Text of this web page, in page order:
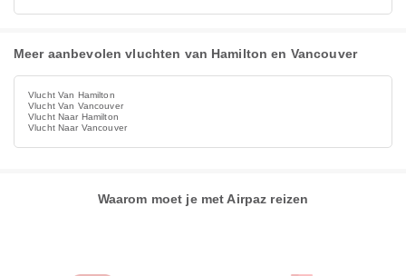
Meer aanbevolen vluchten van Hamilton en Vancouver
Vlucht Van Hamilton
Vlucht Van Vancouver
Vlucht Naar Hamilton
Vlucht Naar Vancouver
Waarom moet je met Airpaz reizen